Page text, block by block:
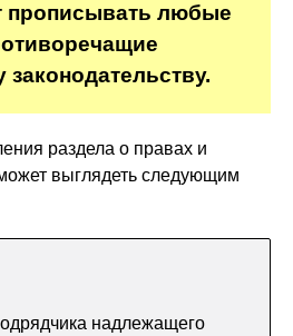
прописывать любые
раздела о правах и
выглядеть следующим
надлежащего